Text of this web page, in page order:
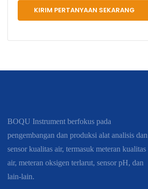
KIRIM PERTANYAAN SEKARANG
BOQU Instrument berfokus pada
pengembangan dan produksi alat analisis dan
sensor kualitas air, termasuk meteran kualitas
air, meteran oksigen terlarut, sensor pH, dan
lain-lain.